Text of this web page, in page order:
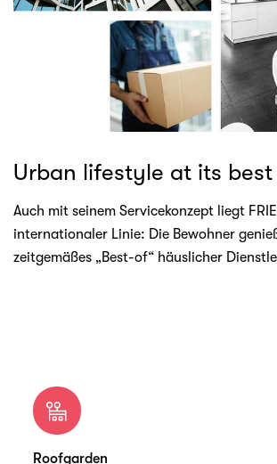
Urban lifestyle at its best
Auch mit seinem Servicekonzept liegt
internationaler Linie: Die Bewohner
zeitgemäßes „Best-of“ häuslicher
Roofgarden